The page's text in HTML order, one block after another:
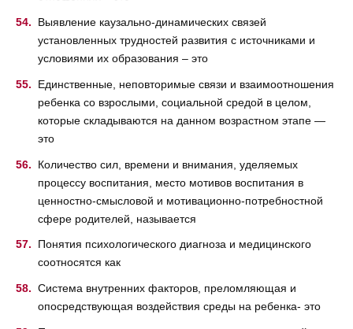
Выявление каузально-динамических связей
установленных трудностей развития с источниками и
условиями их образования – это
Единственные, неповторимые связи и взаимоотношения
ребенка со взрослыми, социальной средой в целом,
которые складываются на данном возрастном этапе —
это
Количество сил, времени и внимания, уделяемых
процессу воспитания, место мотивов воспитания в
ценностно-смысловой и мотивационно-потребностной
сфере родителей, называется
Понятия психологического диагноза и медицинского
соотносятся как
Система внутренних факторов, преломляющая и
опосредствующая воздействия среды на ребенка- это